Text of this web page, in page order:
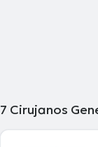
7 Cirujanos